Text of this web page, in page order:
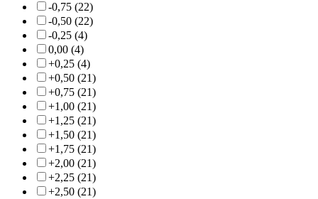
-0,75 (22)
-0,50 (22)
-0,25 (4)
0,00 (4)
+0,25 (4)
+0,50 (21)
+0,75 (21)
+1,00 (21)
+1,25 (21)
+1,50 (21)
+1,75 (21)
+2,00 (21)
+2,25 (21)
+2,50 (21)